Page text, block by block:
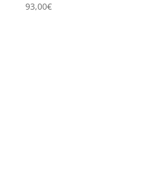
93,00€